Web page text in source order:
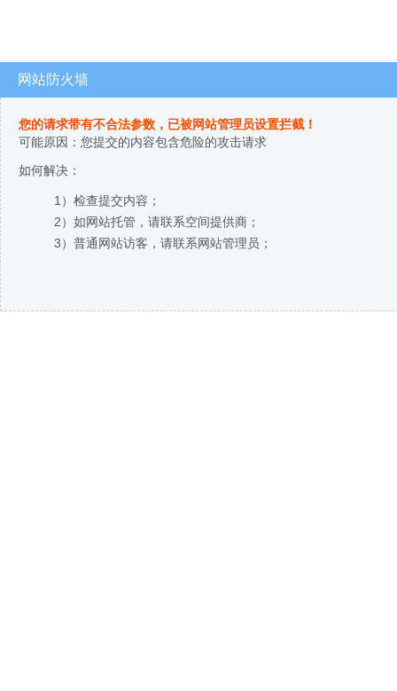
网站防火墙
您的请求带有不合法参数，已被网站管理员设置拦截！
可能原因：您提交的内容包含危险的攻击请求
如何解决：
1）检查提交内容；
2）如网站托管，请联系空间提供商；
3）普通网站访客，请联系网站管理员；